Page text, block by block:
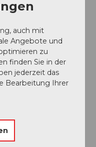
Chällerstöbli 32
auch mit
Angebote und
zu
finden Sie in der
jederzeit das
Bearbeitung Ihrer